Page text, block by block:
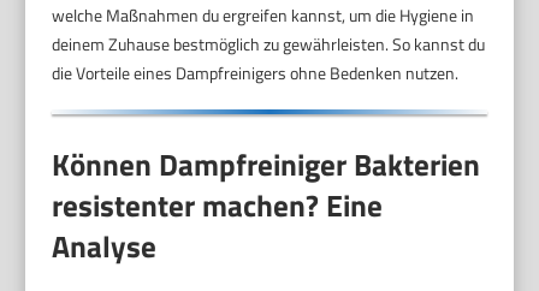
welche Maßnahmen du ergreifen kannst, um die Hygiene in
deinem Zuhause bestmöglich zu gewährleisten. So kannst du
die Vorteile eines Dampfreinigers ohne Bedenken nutzen.
Können Dampfreiniger Bakterien
resistenter machen? Eine
Analyse